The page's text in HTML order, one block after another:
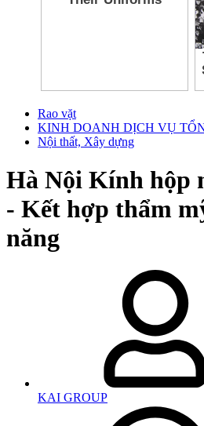
Rao vặt
KINH DOANH DỊCH VỤ
Nội thất, Xây dựng
Hà Nội Kính hộp
- Kết hợp thẩm
năng
KAI GROUP